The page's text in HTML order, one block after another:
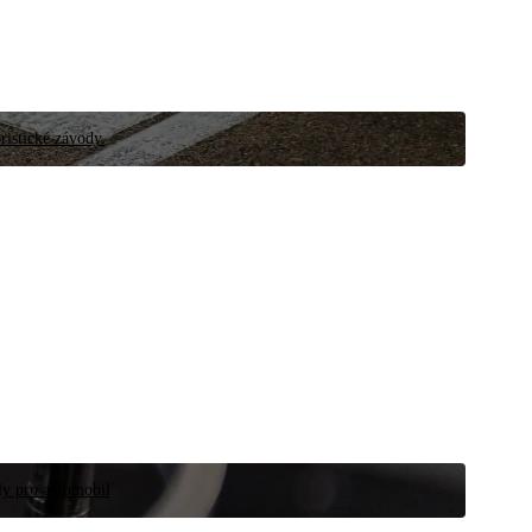
závody.
pro automobil